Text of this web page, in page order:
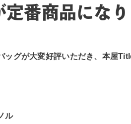
番商品になり
ッグが大変好評いただき、本屋
ル